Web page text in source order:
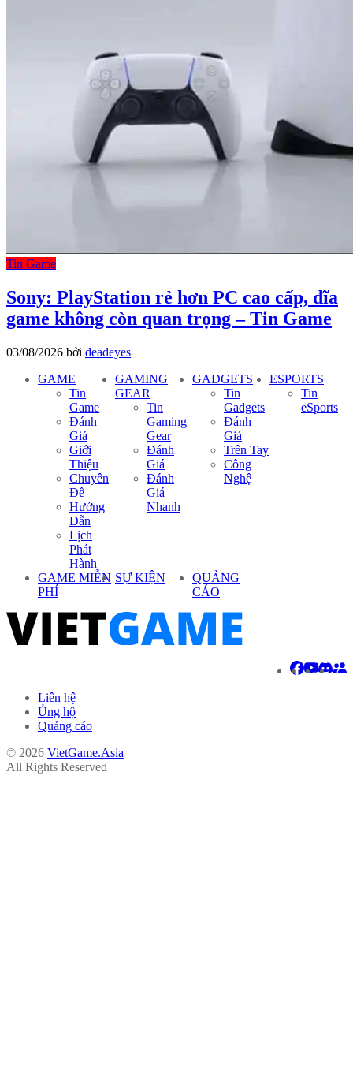
Tin Game
Sony: PlayStation rẻ hơn PC cao cấp, đĩa
game không còn quan trọng – Tin Game
03/08/2026 bởi deadeyes
GAME
Tin
Game
Đánh
Giá
Giới
Thiệu
Chuyên
Đề
Hướng
Dẫn
Lịch
Phát
Hành
GAMING
GEAR
Tin
Gaming
Gear
Đánh
Giá
Đánh
Giá
Nhanh
GADGETS
Tin
Gadgets
Đánh
Giá
Trên Tay
Công
Nghệ
ESPORTS
Tin
eSports
GAME MIỄN
PHÍ
SỰ KIỆN
QUẢNG
CÁO
Liên hệ
Ủng hộ
Quảng cáo
© 2026 VietGame.Asia
All Rights Reserved